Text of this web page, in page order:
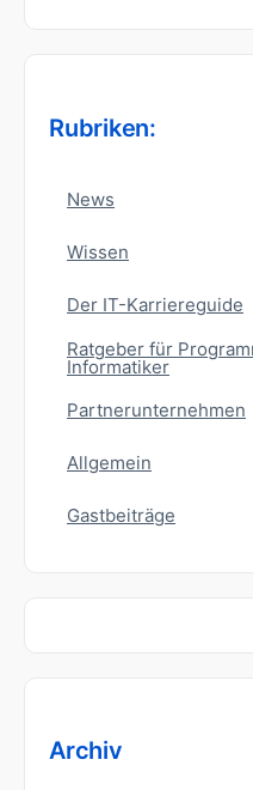
Rubriken:
News
Wissen
Der IT-Karriereguide
Ratgeber für
Informatiker
Partnerunternehmen
Allgemein
Gastbeiträge
Archiv